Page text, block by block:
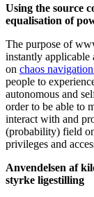
Using the source
equalisation of
The purpose of
instantly applicable
on chaos
people to
autonomous and
order to be able to
interact with and
(probability) field
privileges and
Anvendelsen af
styrke ligestilling